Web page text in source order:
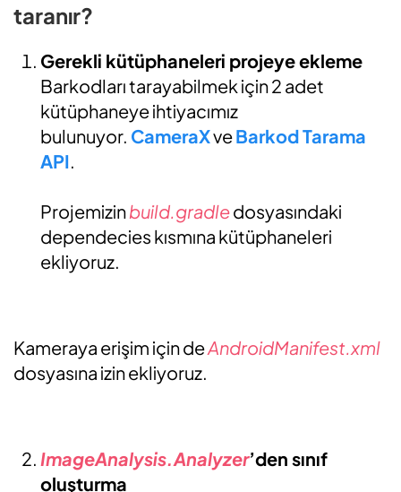
taranır?
Gerekli kütüphaneleri projeye ekleme
Barkodları tarayabilmek için 2 adet
kütüphaneye ihtiyacımız
bulunuyor. CameraXveBarkod Tarama
API.
Projemizinbuild.gradledosyasındaki
dependecies kısmına kütüphaneleri
ekliyoruz.
Kameraya erişim için deAndroidManifest.xml
dosyasına izin ekliyoruz.
ImageAnalysis.Analyzer’den sınıf
oluşturma